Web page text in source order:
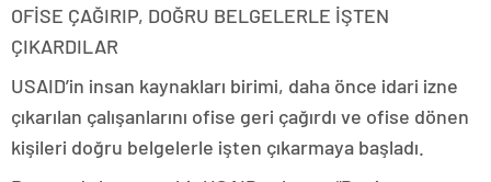
OFİSE ÇAĞIRIP, DOĞRU BELGELERLE İŞTEN
ÇIKARDILAR
USAID’in insan kaynakları birimi, daha önce idari izne
çıkarılan çalışanlarını ofise geri çağırdı ve ofise dönen
kişileri doğru belgelerle işten çıkarmaya başladı.